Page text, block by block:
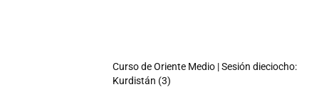
Curso de Oriente Medio | Sesión dieciocho:
Kurdistán (3)